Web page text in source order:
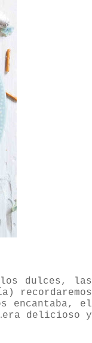
los dulces, las
recordaremos
encantaba, el
delicioso y